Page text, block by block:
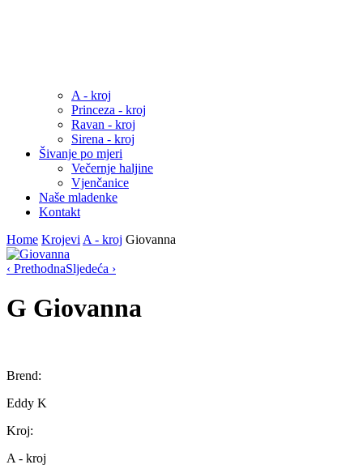
A - kroj
Princeza - kroj
Ravan - kroj
Sirena - kroj
Šivanje po mjeri
Večernje haljine
Vjenčanice
Naše mladenke
Kontakt
Home Krojevi A - kroj Giovanna
‹ PrethodnaSljedeća ›
G Giovanna
Brend:
Eddy K
Kroj:
A - kroj